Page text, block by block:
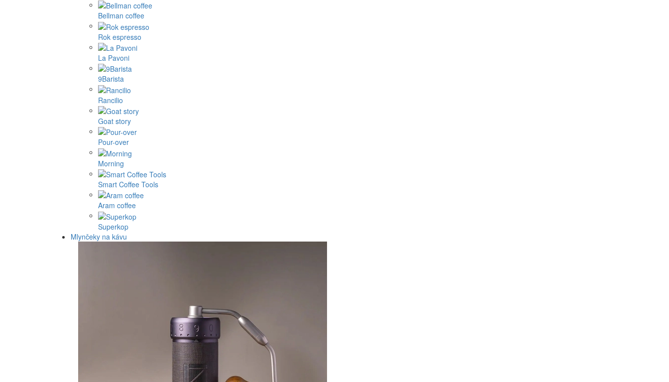
Bellman coffee
Rok espresso
La Pavoni
9Barista
Rancilio
Goat story
Pour-over
Morning
Smart Coffee Tools
Aram coffee
Superkop
Mlynčeky na kávu